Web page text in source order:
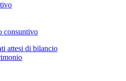
consuntivo
attesi di bilancio